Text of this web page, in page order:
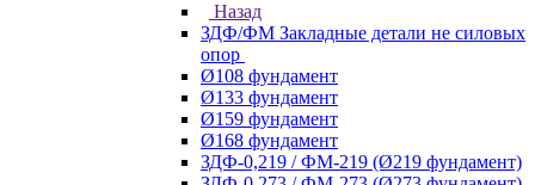
Назад
ЗДФ/ФМ Закладные детали не силовых
опор
Ø108 фундамент
Ø133 фундамент
Ø159 фундамент
Ø168 фундамент
ЗДФ-0,219 / ФМ-219 (Ø219 фундамент)